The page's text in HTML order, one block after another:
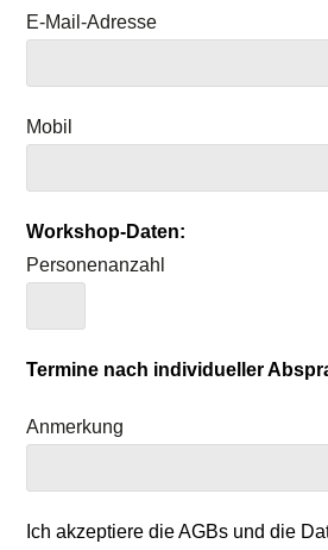
E-Mail-Adresse
Mobil
Workshop-Daten:
Personenanzahl
Termine nach individueller
Anmerkung
Ich akzeptiere die AGBs und die